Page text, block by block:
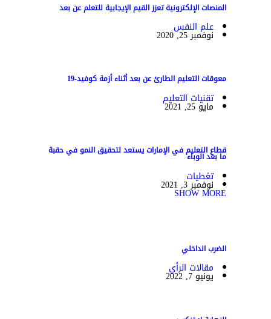
المنصات الإلكترونية تعزز القيم الإيجابية للتعلم عن بعد
علم النفس
نوفمبر 25, 2020
معوقات التعليم الطارئ عن بعد أثناء أزمة كوفيد-19
تقنيات التعليم
مايو 25, 2021
قطاع التعليم في الإمارات يستعد لتحقيق النمو في حقبة
ما بعد الوباء
تغطيات
نوفمبر 3, 2021
SHOW MORE
الضرب الداخلي
مقالات الرأي
يونيو 7, 2022